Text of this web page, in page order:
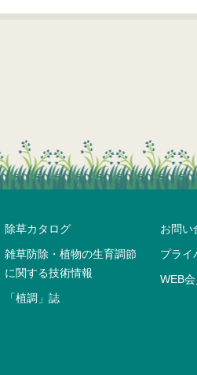
除草カタログ
雑草防除・植物の生育調節
に関する技術情報
「植調」誌
お問い
プライ
WEB